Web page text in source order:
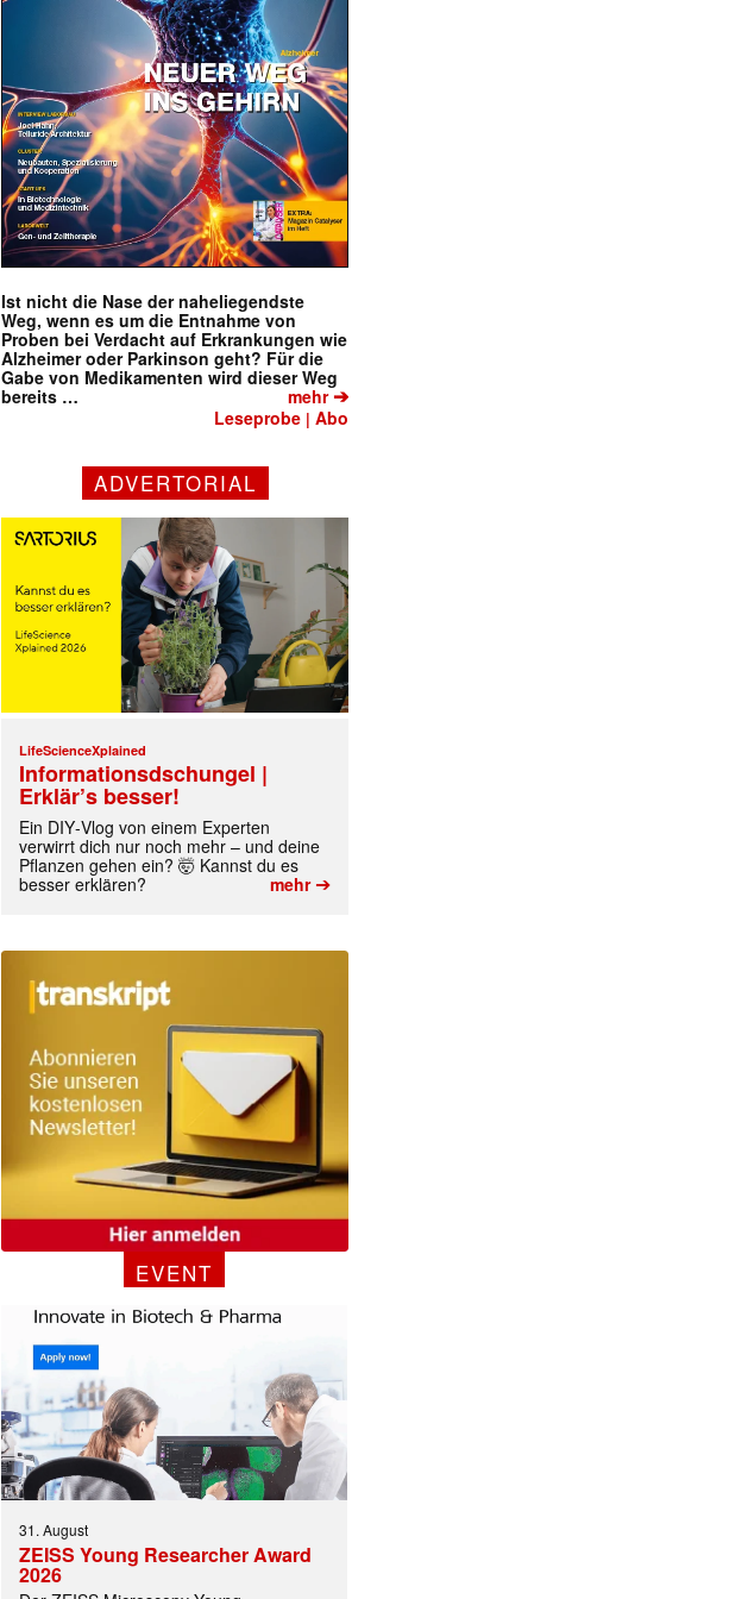
Ist nicht die Nase der naheliegendste
Weg, wenn es um die Entnahme von
Proben bei Verdacht auf Erkrankungen wie
Alzheimer oder Parkinson geht? Für die
Gabe von Medikamenten wird dieser Weg
bereits …
mehr➔
Leseprobe |Abo
ADVERTORIAL
LifeScienceXplained
Informationsdschungel |
Erklär’s besser!
Ein DIY‑Vlog von einem Experten
verwirrt dich nur noch mehr – und deine
Pflanzen gehen ein? 🤯 Kannst du es
besser erklären?
mehr➔
EVENT
31. August
ZEISS Young Researcher Award
2026